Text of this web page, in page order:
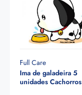
Full Care
Ima de galadeira 5
unidades Cachorros